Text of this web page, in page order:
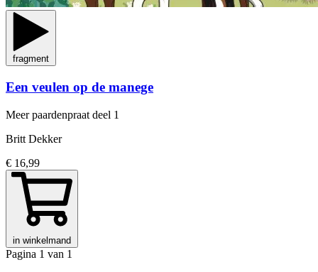
fragment
Een veulen op de manege
Meer paardenpraat deel 1
Britt Dekker
€ 16,99
in winkelmand
Pagina 1 van 1